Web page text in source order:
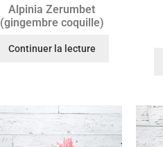
Alpinia Zerumbet
(gingembre coquille)
Continuer la lecture